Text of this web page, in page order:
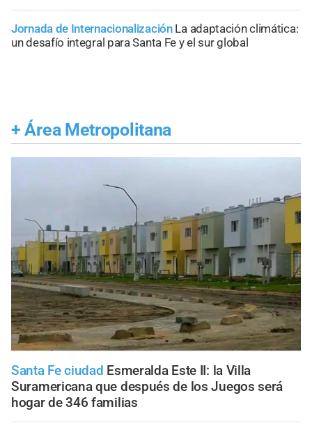
Jornada de Internacionalización La adaptación climática:
un desafío integral para Santa Fe y el sur global
+ Área Metropolitana
Santa Fe ciudad Esmeralda Este II: la Villa
Suramericana que después de los Juegos será
hogar de 346 familias